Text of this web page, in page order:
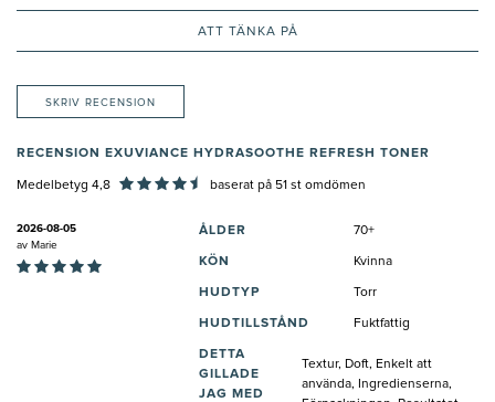
ATT TÄNKA PÅ
SKRIV RECENSION
RECENSION EXUVIANCE HYDRASOOTHE REFRESH TONER
Medelbetyg 4,8 baserat på 51 st omdömen
2026-08-05
av Marie
ÅLDER 70+
KÖN Kvinna
HUDTYP Torr
HUDTILLSTÅND Fuktfattig
DETTA
GILLADE
JAG MED
Textur, Doft, Enkelt att
använda, Ingredienserna,